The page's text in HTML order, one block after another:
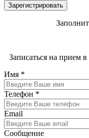
Записаться на прием
Имя *
Телефон *
Email
Сообщение